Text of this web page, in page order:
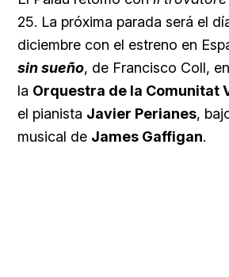
25. La próxima parada será el
diciembre con el estreno en
sin sueño, de Francisco Coll,
la Orquestra de la Comunitat
el pianista Javier Perianes,
musical de James Gaffigan.